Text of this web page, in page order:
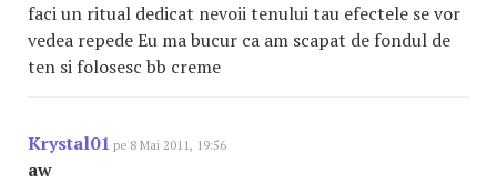
faci un ritual dedicat nevoii tenului tau efectele se vor
vedea repede Eu ma bucur ca am scapat de fondul de
ten si folosesc bb creme
Krystal01 pe 8 Mai 2011, 19:56
aw